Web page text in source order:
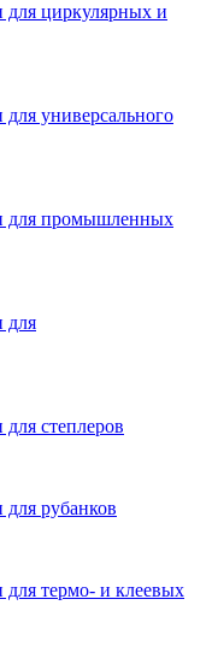
циркулярных и
универсального
для промышленных
для
степлеров
рубанков
термо- и клеевых